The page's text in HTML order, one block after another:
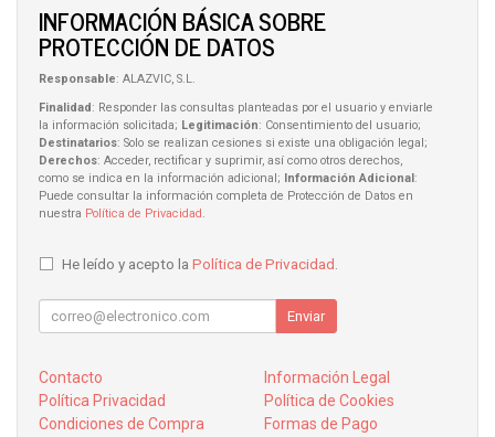
INFORMACIÓN BÁSICA SOBRE
PROTECCIÓN DE DATOS
Responsable: ALAZVIC, S.L.
Finalidad : Responder las consultas planteadas por el usuario y enviarle
la información solicitada; Legitimación: Consentimiento del usuario;
Destinatarios: Solo se realizan cesiones si existe una obligación legal;
Derechos: Acceder, rectificar y suprimir, así como otros derechos,
como se indica en la información adicional;
Información Adicional :
Puede consultar la información completa de Protección de Datos en
nuestra Política de Privacidad .
He leído y acepto la Política de Privacidad
Enviar
Contacto
Información Legal
Política Privacidad
Política de Cookies
Condiciones de Compra
Formas de Pago